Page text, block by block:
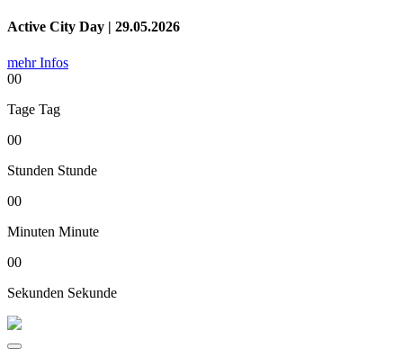
Active City Day | 29.05.2026
mehr Infos
00
Tage Tag
00
Stunden Stunde
00
Minuten Minute
00
Sekunden Sekunde